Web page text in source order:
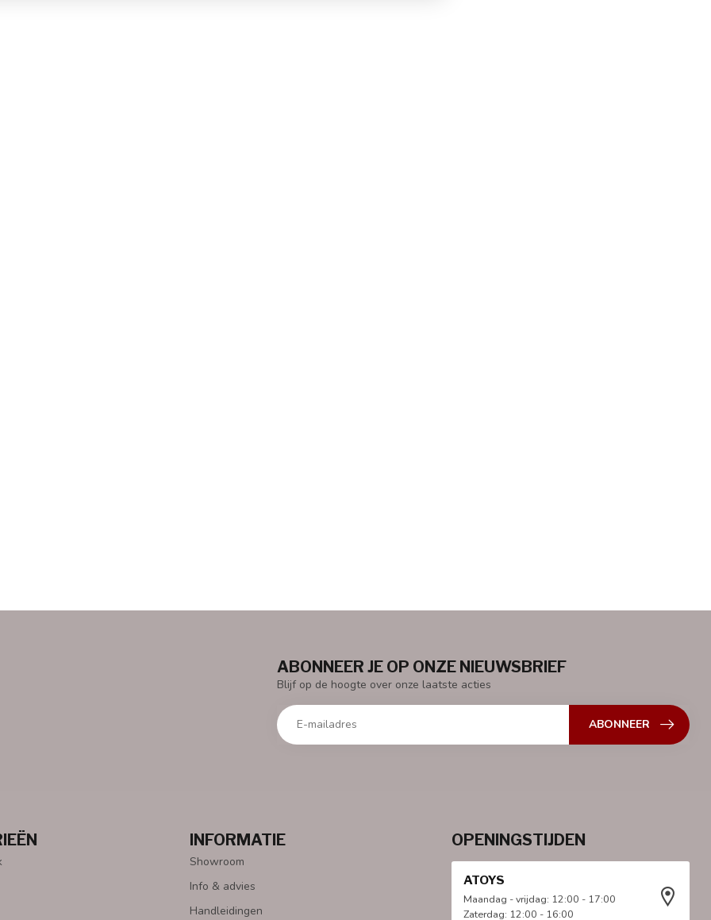
starten, toeter, muziek module met muziek,
USB-ingang en Bluetooth om eigen muziek
ABONNEER JE OP ONZE NIEUWSBRIEF
Blijf op de hoogte over onze laatste acties
ABONNEER
INFORMATIE
Showroom
Info & advies
Handleidingen
OPENINGSTIJDEN
ATOYS
Maandag - vrijdag: 12:00 - 17:00
Zaterdag: 12:00 - 16:00